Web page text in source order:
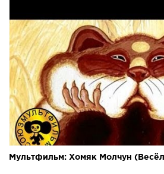
Мультфильм: Хомяк Молчун